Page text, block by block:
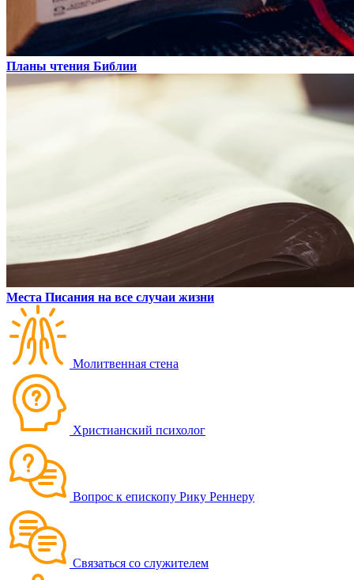
Планы чтения Библии
Места Писания на все случаи жизни
Молитвенная стена
Христианский психолог
Вопрос к епископу Рику Реннеру
Связаться со служителем